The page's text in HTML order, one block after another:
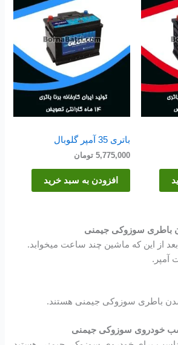
باتری 35 آمپر گلوبال
5,775,000 تومان
افزودن به سبد خرید
باطری سوزوکی جیمنی
از این که ماشین چند ساعت میخوابد.
آمپر.
باطری سوزوکی جیمنی هستند.
خودروی سوزوکی جیمنی